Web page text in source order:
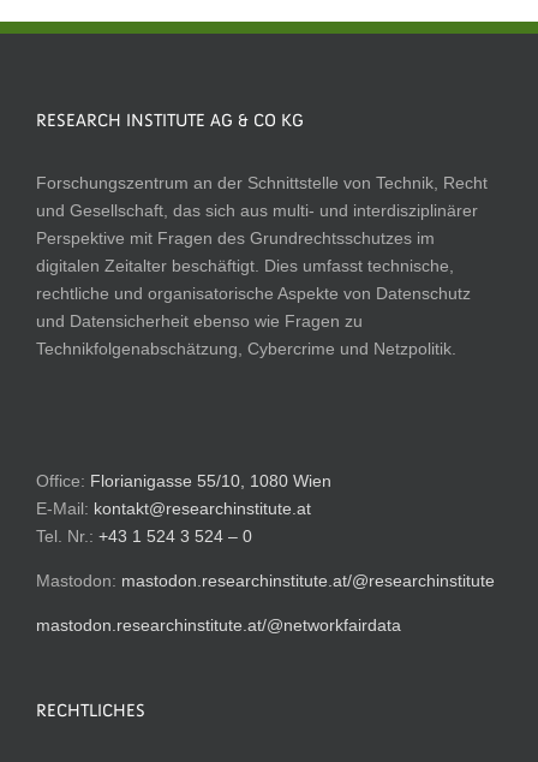
RESEARCH INSTITUTE AG & CO KG
Forschungszentrum an der Schnittstelle von Technik, Recht
und Gesellschaft, das sich aus multi- und interdisziplinärer
Perspektive mit Fragen des Grundrechtsschutzes im
digitalen Zeitalter beschäftigt. Dies umfasst technische,
rechtliche und organisatorische Aspekte von Datenschutz
und Datensicherheit ebenso wie Fragen zu
Technikfolgenabschätzung, Cybercrime und Netzpolitik.
Office: Florianigasse 55/10, 1080 Wien
E-Mail: kontakt@researchinstitute.at
Tel. Nr.: +43 1 524 3 524 – 0
Mastodon: mastodon.researchinstitute.at/@researchinstitute
mastodon.researchinstitute.at/@networkfairdata
RECHTLICHES